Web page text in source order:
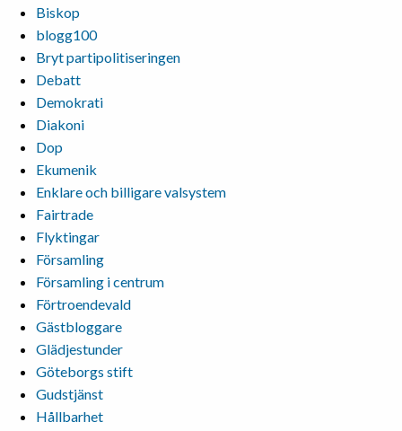
Biskop
blogg100
Bryt partipolitiseringen
Debatt
Demokrati
Diakoni
Dop
Ekumenik
Enklare och billigare valsystem
Fairtrade
Flyktingar
Församling
Församling i centrum
Förtroendevald
Gästbloggare
Glädjestunder
Göteborgs stift
Gudstjänst
Hållbarhet